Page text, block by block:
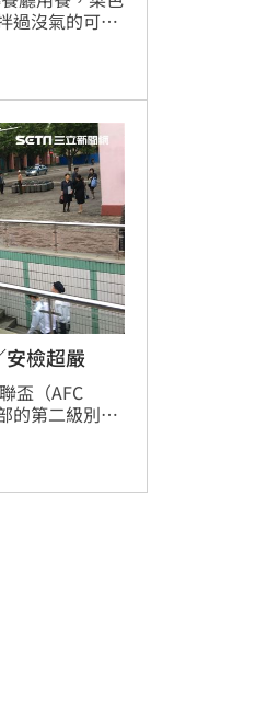
過沒氣的可
之一杯還
檢超嚴
盃（AFC
的第二級別比
亞足聯嚴格
賽。